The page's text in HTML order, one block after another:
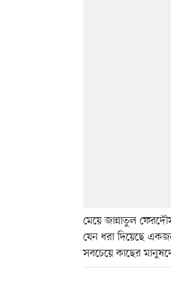
মেয়ে জান্নাতুল
যেন ধরা দিয়েছে
সবচেয়ে কাছের